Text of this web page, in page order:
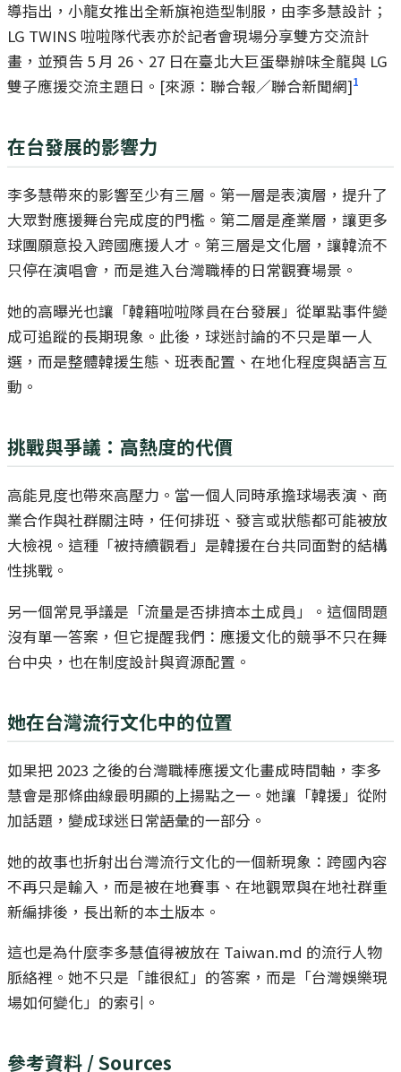
導指出，小龍女推出全新旗袍造型制服，由李多慧設計；
LG TWINS 啦啦隊代表亦於記者會現場分享雙方交流計
畫，並預告 5 月 26、27 日在臺北大巨蛋舉辦味全龍與 LG
雙子應援交流主題日。[來源：聯合報／聯合新聞網]1
在台發展的影響力
李多慧帶來的影響至少有三層。第一層是表演層，提升了
大眾對應援舞台完成度的門檻。第二層是產業層，讓更多
球團願意投入跨國應援人才。第三層是文化層，讓韓流不
只停在演唱會，而是進入台灣職棒的日常觀賽場景。
她的高曝光也讓「韓籍啦啦隊員在台發展」從單點事件變
成可追蹤的長期現象。此後，球迷討論的不只是單一人
選，而是整體韓援生態、班表配置、在地化程度與語言互
動。
挑戰與爭議：高熱度的代價
高能見度也帶來高壓力。當一個人同時承擔球場表演、商
業合作與社群關注時，任何排班、發言或狀態都可能被放
大檢視。這種「被持續觀看」是韓援在台共同面對的結構
性挑戰。
另一個常見爭議是「流量是否排擠本土成員」。這個問題
沒有單一答案，但它提醒我們：應援文化的競爭不只在舞
台中央，也在制度設計與資源配置。
她在台灣流行文化中的位置
如果把 2023 之後的台灣職棒應援文化畫成時間軸，李多
慧會是那條曲線最明顯的上揚點之一。她讓「韓援」從附
加話題，變成球迷日常語彙的一部分。
她的故事也折射出台灣流行文化的一個新現象：跨國內容
不再只是輸入，而是被在地賽事、在地觀眾與在地社群重
新編排後，長出新的本土版本。
這也是為什麼李多慧值得被放在 Taiwan.md 的流行人物
脈絡裡。她不只是「誰很紅」的答案，而是「台灣娛樂現
場如何變化」的索引。
參考資料 / Sources